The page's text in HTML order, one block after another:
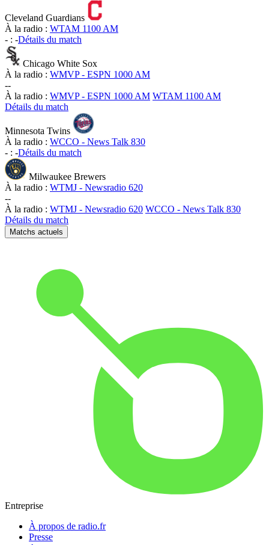
Cleveland Guardians
À la radio : WTAM 1100 AM
- : -Détails du match
Chicago White Sox
À la radio : WMVP - ESPN 1000 AM
--
À la radio : WMVP - ESPN 1000 AM WTAM 1100 AM
Détails du match
Minnesota Twins
À la radio : WCCO - News Talk 830
- : -Détails du match
Milwaukee Brewers
À la radio : WTMJ - Newsradio 620
--
À la radio : WTMJ - Newsradio 620 WCCO - News Talk 830
Détails du match
Matchs actuels
Entreprise
À propos de radio.fr
Presse